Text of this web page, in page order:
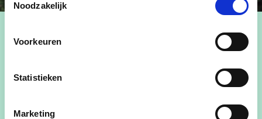
Noodzakelijk
Voorkeuren
Statistieken
Marketing
Gemeenteraadslid
Lid Bijzonder Comité voor de Sociale Dienst